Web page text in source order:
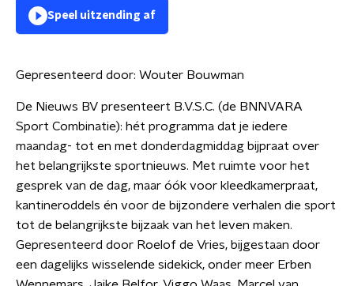
Speel uitzending af
Gepresenteerd door: Wouter Bouwman
De Nieuws BV presenteert B.V.S.C. (de BNNVARA
Sport Combinatie): hét programma dat je iedere
maandag- tot en met donderdagmiddag bijpraat over
het belangrijkste sportnieuws. Met ruimte voor het
gesprek van de dag, maar óók voor kleedkamerpraat,
kantineroddels én voor de bijzondere verhalen die sport
tot de belangrijkste bijzaak van het leven maken.
Gepresenteerd door Roelof de Vries, bijgestaan door
een dagelijks wisselende sidekick, onder meer Erben